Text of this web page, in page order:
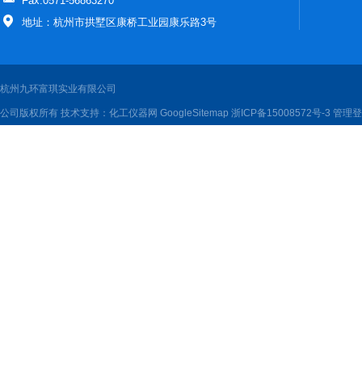
地址：杭州市拱墅区康桥工业园康乐路3号
杭州九环富琪实业有限公司
公司版权所有 技术支持： 化工仪器网 GoogleSitemap 浙ICP备15008572号-3 管理